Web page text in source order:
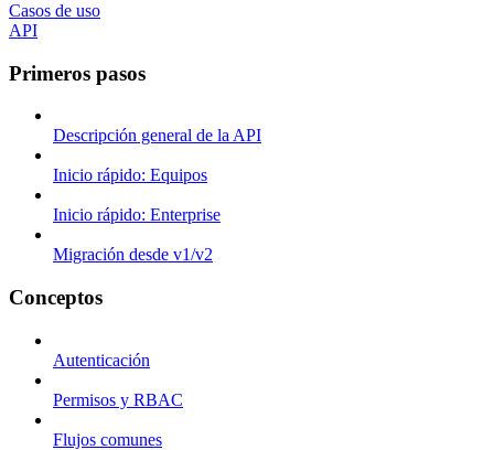
Casos de uso
API
Primeros pasos
Descripción general de la API
Inicio rápido: Equipos
Inicio rápido: Enterprise
Migración desde v1/v2
Conceptos
Autenticación
Permisos y RBAC
Flujos comunes